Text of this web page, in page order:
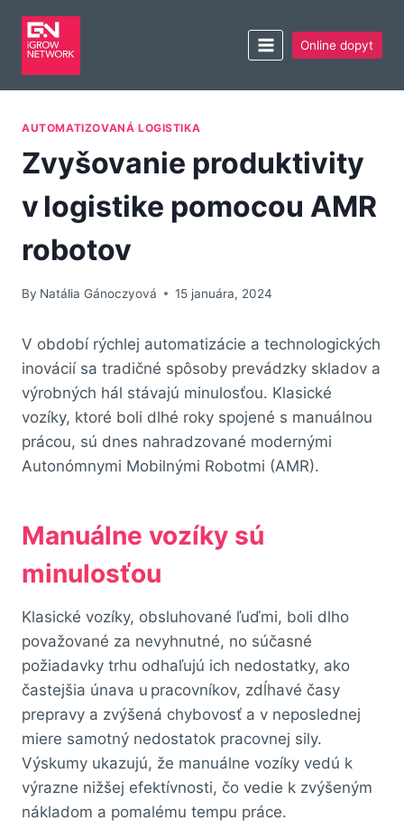
Online dopyt
AUTOMATIZOVANÁ LOGISTIKA
Zvyšovanie produktivity
v logistike pomocou AMR
robotov
By Natália Gánoczyová 15 januára, 2024
V období rýchlej automatizácie a technologických
inovácií sa tradičné spôsoby prevádzky skladov a
výrobných hál stávajú minulosťou. Klasické
vozíky, ktoré boli dlhé roky spojené s manuálnou
prácou, sú dnes nahradzované modernými
Autonómnymi Mobilnými Robotmi (AMR).
Manuálne vozíky sú
minulosťou
Klasické vozíky, obsluhované ľuďmi, boli dlho
považované za nevyhnutné, no súčasné
požiadavky trhu odhaľujú ich nedostatky, ako
častejšia únava u pracovníkov, zdĺhavé časy
prepravy a zvýšená chybovosť a v neposlednej
miere samotný nedostatok pracovnej sily.
Výskumy ukazujú, že manuálne vozíky vedú k
výrazne nižšej efektívnosti, čo vedie k zvýšeným
nákladom a pomalému tempu práce.